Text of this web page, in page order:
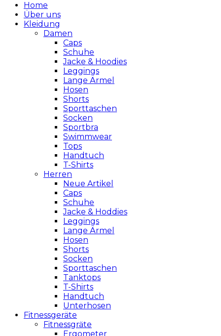
Home
Über uns
Kleidung
Damen
Caps
Schuhe
Jacke & Hoodies
Leggings
Lange Ärmel
Hosen
Shorts
Sporttaschen
Socken
Sportbra
Swimmwear
Tops
Handtuch
T-Shirts
Herren
Neue Artikel
Caps
Schuhe
Jacke & Hoddies
Leggings
Lange Ärmel
Hosen
Shorts
Socken
Sporttaschen
Tanktops
T-Shirts
Handtuch
Unterhosen
Fitnessgeräte
Fitnessgräte
Ergometer